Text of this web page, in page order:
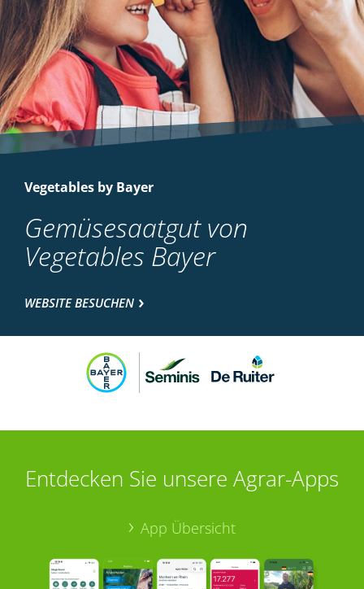
Vegetables by Bayer
Gemüsesaatgut von
Vegetables Bayer
WEBSITE BESUCHEN
Entdecken Sie unsere Agrar-Apps
App Übersicht